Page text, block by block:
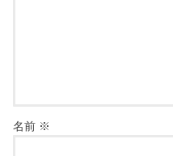
名前 ※